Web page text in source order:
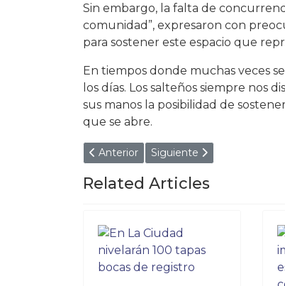
Sin embargo, la falta de
comunidad”, expresaron con
para sostener este espacio que
En tiempos donde muchas veces
los días. Los salteños siempre nos
sus manos la posibilidad de
que se abre.
Artículo anterior: "SI LOS INGRESOS
Anterior Artículo siguiente: EL REY
Siguiente
Related Articles